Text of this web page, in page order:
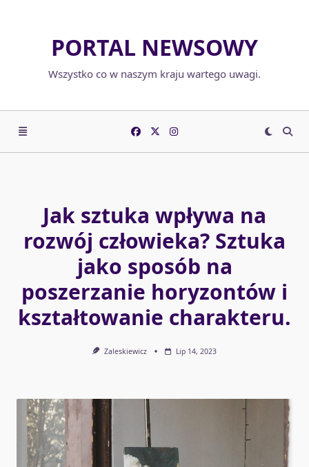
PORTAL NEWSOWY
Wszystko co w naszym kraju wartego uwagi.
Jak sztuka wpływa na
rozwój człowieka? Sztuka
jako sposób na
poszerzanie horyzontów i
kształtowanie charakteru.
Zaleskiewicz Lip 14, 2023